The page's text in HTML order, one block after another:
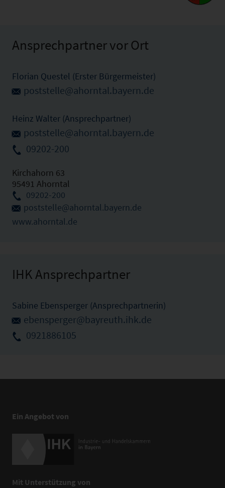
Ansprechpartner vor Ort
Florian Questel (Erster Bürgermeister)
poststelle@ahorntal.bayern.de
Heinz Walter (Ansprechpartner)
poststelle@ahorntal.bayern.de
09202-200
Kirchahorn 63
95491 Ahorntal
09202-200
poststelle@ahorntal.bayern.de
www.ahorntal.de
IHK Ansprechpartner
Sabine Ebensperger (Ansprechpartnerin)
ebensperger@bayreuth.ihk.de
0921886105
Ein Angebot von
Mit Unterstützung von